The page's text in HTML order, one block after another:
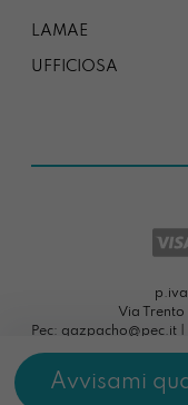
LAMAE
UFFICIOSA
Via
Pec: gazpacho@pec.it |
preferenze cookies